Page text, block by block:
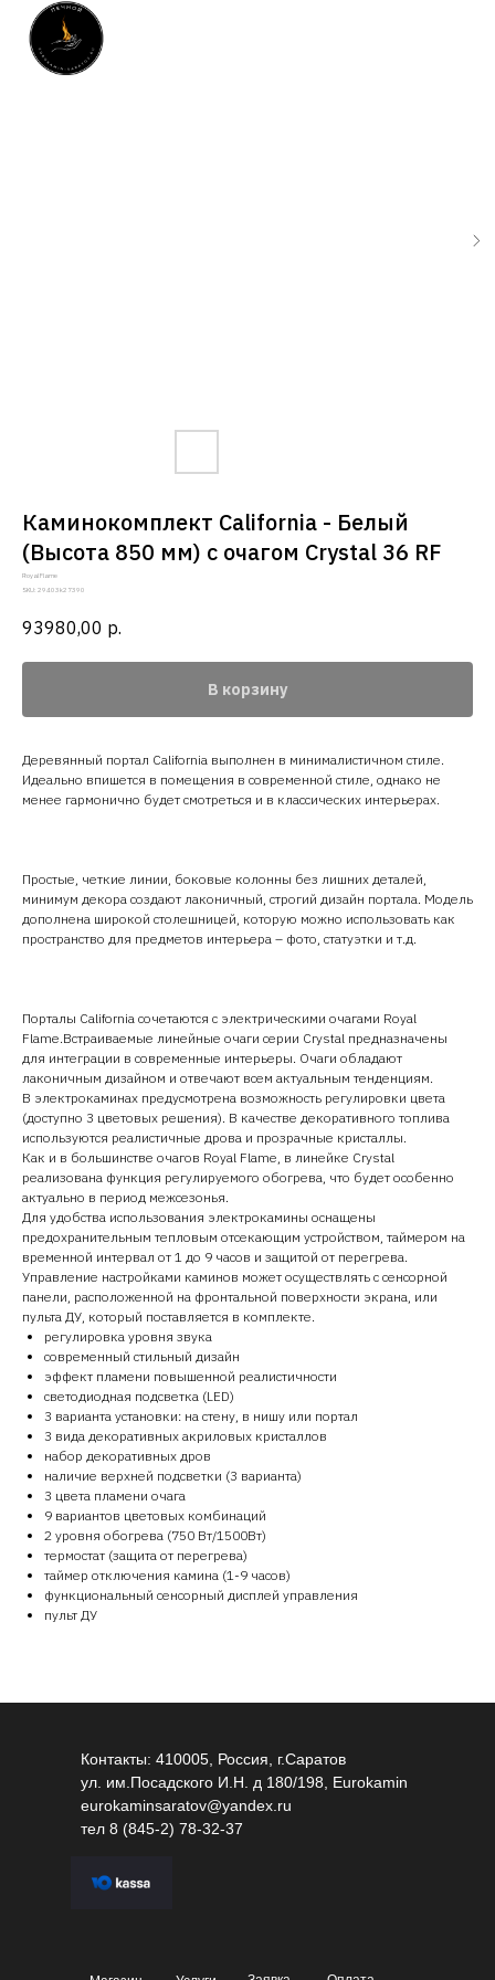
Каминокомплект California - Белый
(Высота 850 мм) с очагом Crystal 36 RF
Royal Flame
SKU: 29403k27390
93980,00 р.
В корзину
Деревянный портал California выполнен в минималистичном стиле.
Идеально впишется в помещения в современной стиле, однако не
менее гармонично будет смотреться и в классических интерьерах.
Простые, четкие линии, боковые колонны без лишних деталей,
минимум декора создают лаконичный, строгий дизайн портала. Модель
дополнена широкой столешницей, которую можно использовать как
пространство для предметов интерьера – фото, статуэтки и т.д.
Порталы California сочетаются с электрическими очагами Royal
Flame.Встраиваемые линейные очаги серии Crystal предназначены
для интеграции в современные интерьеры. Очаги обладают
лаконичным дизайном и отвечают всем актуальным тенденциям.
В электрокаминах предусмотрена возможность регулировки цвета
(доступно 3 цветовых решения). В качестве декоративного топлива
используются реалистичные дрова и прозрачные кристаллы.
Как и в большинстве очагов Royal Flame, в линейке Crystal
реализована функция регулируемого обогрева, что будет особенно
актуально в период межсезонья.
Для удобства использования электрокамины оснащены
предохранительным тепловым отсекающим устройством, таймером на
временной интервал от 1 до 9 часов и защитой от перегрева.
Управление настройками каминов может осуществлять с сенсорной
панели, расположенной на фронтальной поверхности экрана, или
пульта ДУ, который поставляется в комплекте.
регулировка уровня звука
современный стильный дизайн
эффект пламени повышенной реалистичности
светодиодная подсветка (LED)
3 варианта установки: на стену, в нишу или портал
3 вида декоративных акриловых кристаллов
набор декоративных дров
наличие верхней подсветки (3 варианта)
3 цвета пламени очага
9 вариантов цветовых комбинаций
2 уровня обогрева (750 Вт/1500Вт)
термостат (защита от перегрева)
таймер отключения камина (1-9 часов)
функциональный сенсорный дисплей управления
пульт ДУ
Контакты: 410005, Россия, г.Саратов
ул. им.Посадского И.Н. д 180/198, Eurokamin
eurokaminsaratov@yandex.ru
тел 8 (845-2) 78-32-37